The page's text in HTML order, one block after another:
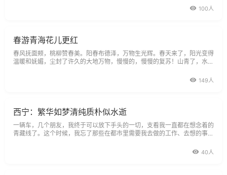
100人
春游青海花儿更红
春风抚面颊，桃柳赞春美。阳春布德泽，万物生光辉。春天来了，阳光变得
温暖和妩媚，尘封了许久的大地万物，慢慢的，慢慢的复苏！山青了，水绿
149人
西宁：繁华如梦清纯质朴似水逝
一辆车，几个朋友，我终于可以放下手头的一切，支看我一直都在想念着的
青藏线了。这个时候，我忘了那些在都市里需要我去做的工作、去想的事情
40人